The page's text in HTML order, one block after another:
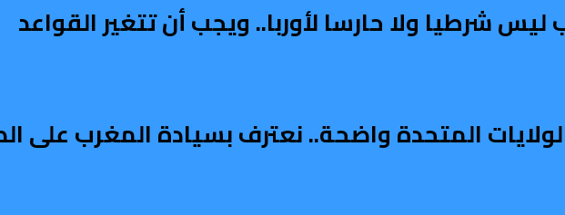
شرطيا ولا حارسا لأوربا.. ويجب أن تتغير القواعد
المتحدة واضحة.. نعترف بسيادة المغرب على